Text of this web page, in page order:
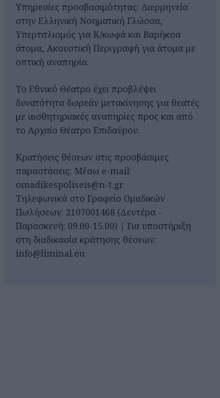
Υπηρεσίες προσβασιμότητας: Διερμηνεία
στην Ελληνική Νοηματική Γλώσσα,
Υπερτιτλισμός για Κ/κωφά και Βαρήκοα
άτομα, Ακουστική Περιγραφή για άτομα με
οπτική αναπηρία.
Το Εθνικό Θέατρο έχει προβλέψει
δυνατότητα δωρεάν μετακίνησης για θεατές
με αισθητηριακές αναπηρίες προς και από
το Αρχαίο Θέατρο Επιδαύρου.
Κρατήσεις θέσεων στις προσβάσιμες
παραστάσεις: Μέσω e-mail:
omadikespoliseis@n-t.gr
Τηλεφωνικά στο Γραφείο Ομαδικών
Πωλήσεων: 2107001468 (Δευτέρα -
Παρασκευή: 09.00-15.00) | Για υποστήριξη
στη διαδικασία κράτησης θέσεων:
info@liminal.eu